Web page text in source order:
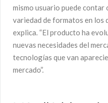
mismo usuario puede contar
variedad de formatos en los
explica. “El producto ha
nuevas necesidades del
tecnologías que van
mercado”.